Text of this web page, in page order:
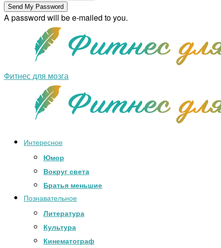
A password will be e-mailed to you.
Фитнес для мозга
Интересное
Юмор
Вокруг света
Братья меньшие
Познавательное
Литература
Культура
Кинематограф